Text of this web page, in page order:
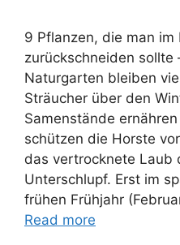
9 Pflanzen, die man
zurückschneiden sollte
Naturgarten bleiben
Sträucher über den
Samenstände
schützen die Horste
das vertrocknete Laub
Unterschlupf. Erst im
frühen Frühjahr
Read more